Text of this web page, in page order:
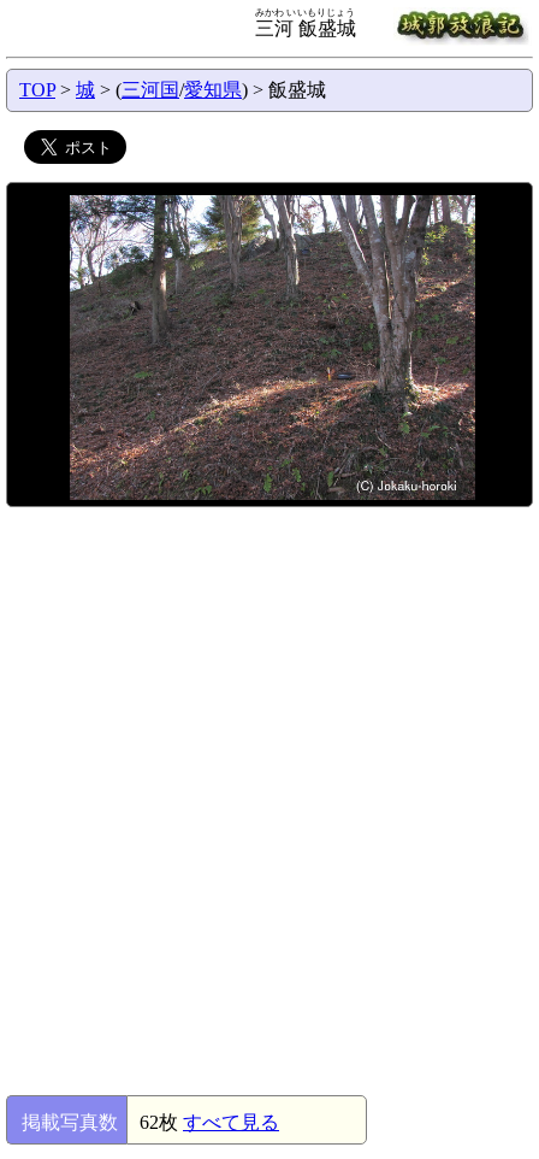
三河 飯盛城
みかわ いいもりじょう
TOP> 城 > (三河国/愛知県) > 飯盛城
掲載写真数 62枚 すべて見る